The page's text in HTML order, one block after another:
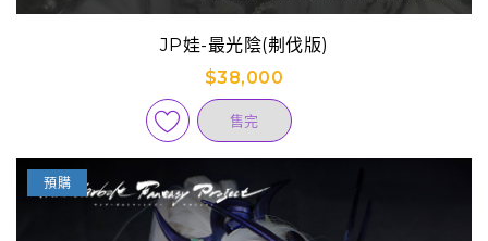
JP娃-最光陰(刜伐版)
$38,000
售完
預購